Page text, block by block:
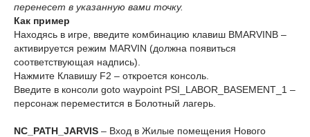
перенесет в указанную вами точку.
Как пример
Находясь в игре, введите комбинацию клавиш BMARVINB –
активируется режим MARVIN (должна появиться
соответствующая надпись).
Нажмите Клавишу F2 – откроется консоль.
Введите в консоли goto waypoint PSI_LABOR_BASEMENT_1 –
персонаж переместится в Болотный лагерь.
NC_PATH_JARVIS – Вход в Жилые помещения Нового